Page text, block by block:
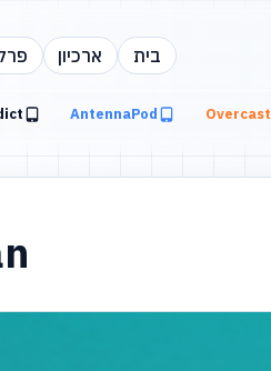
בית ארכיון
Overcast
AntennaPod